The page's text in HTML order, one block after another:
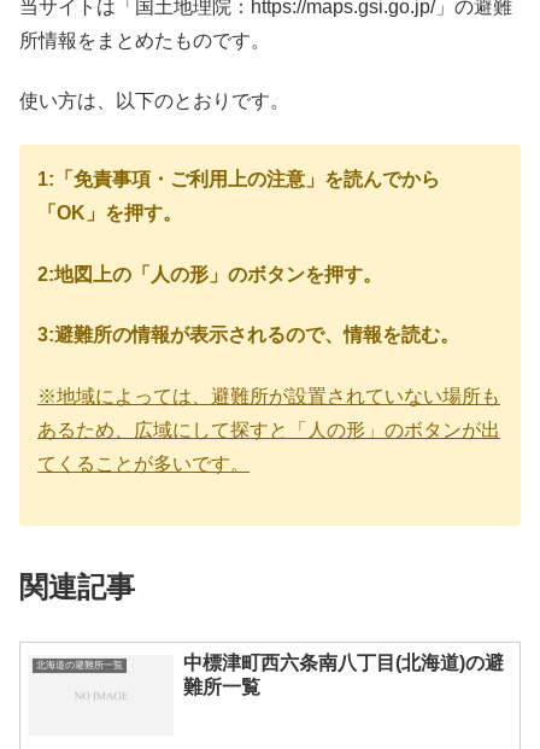
当サイトは「国土地理院：https://maps.gsi.go.jp/」の避難
所情報をまとめたものです。
使い方は、以下のとおりです。
1:「免責事項・ご利用上の注意」を読んでから
「OK」を押す。
2:地図上の「人の形」のボタンを押す。
3:避難所の情報が表示されるので、情報を読む。
※地域によっては、避難所が設置されていない場所も
あるため、広域にして探すと「人の形」のボタンが出
てくることが多いです。
関連記事
北海道の避難所一覧
中標津町西六条南八丁目(北海道)の避
難所一覧